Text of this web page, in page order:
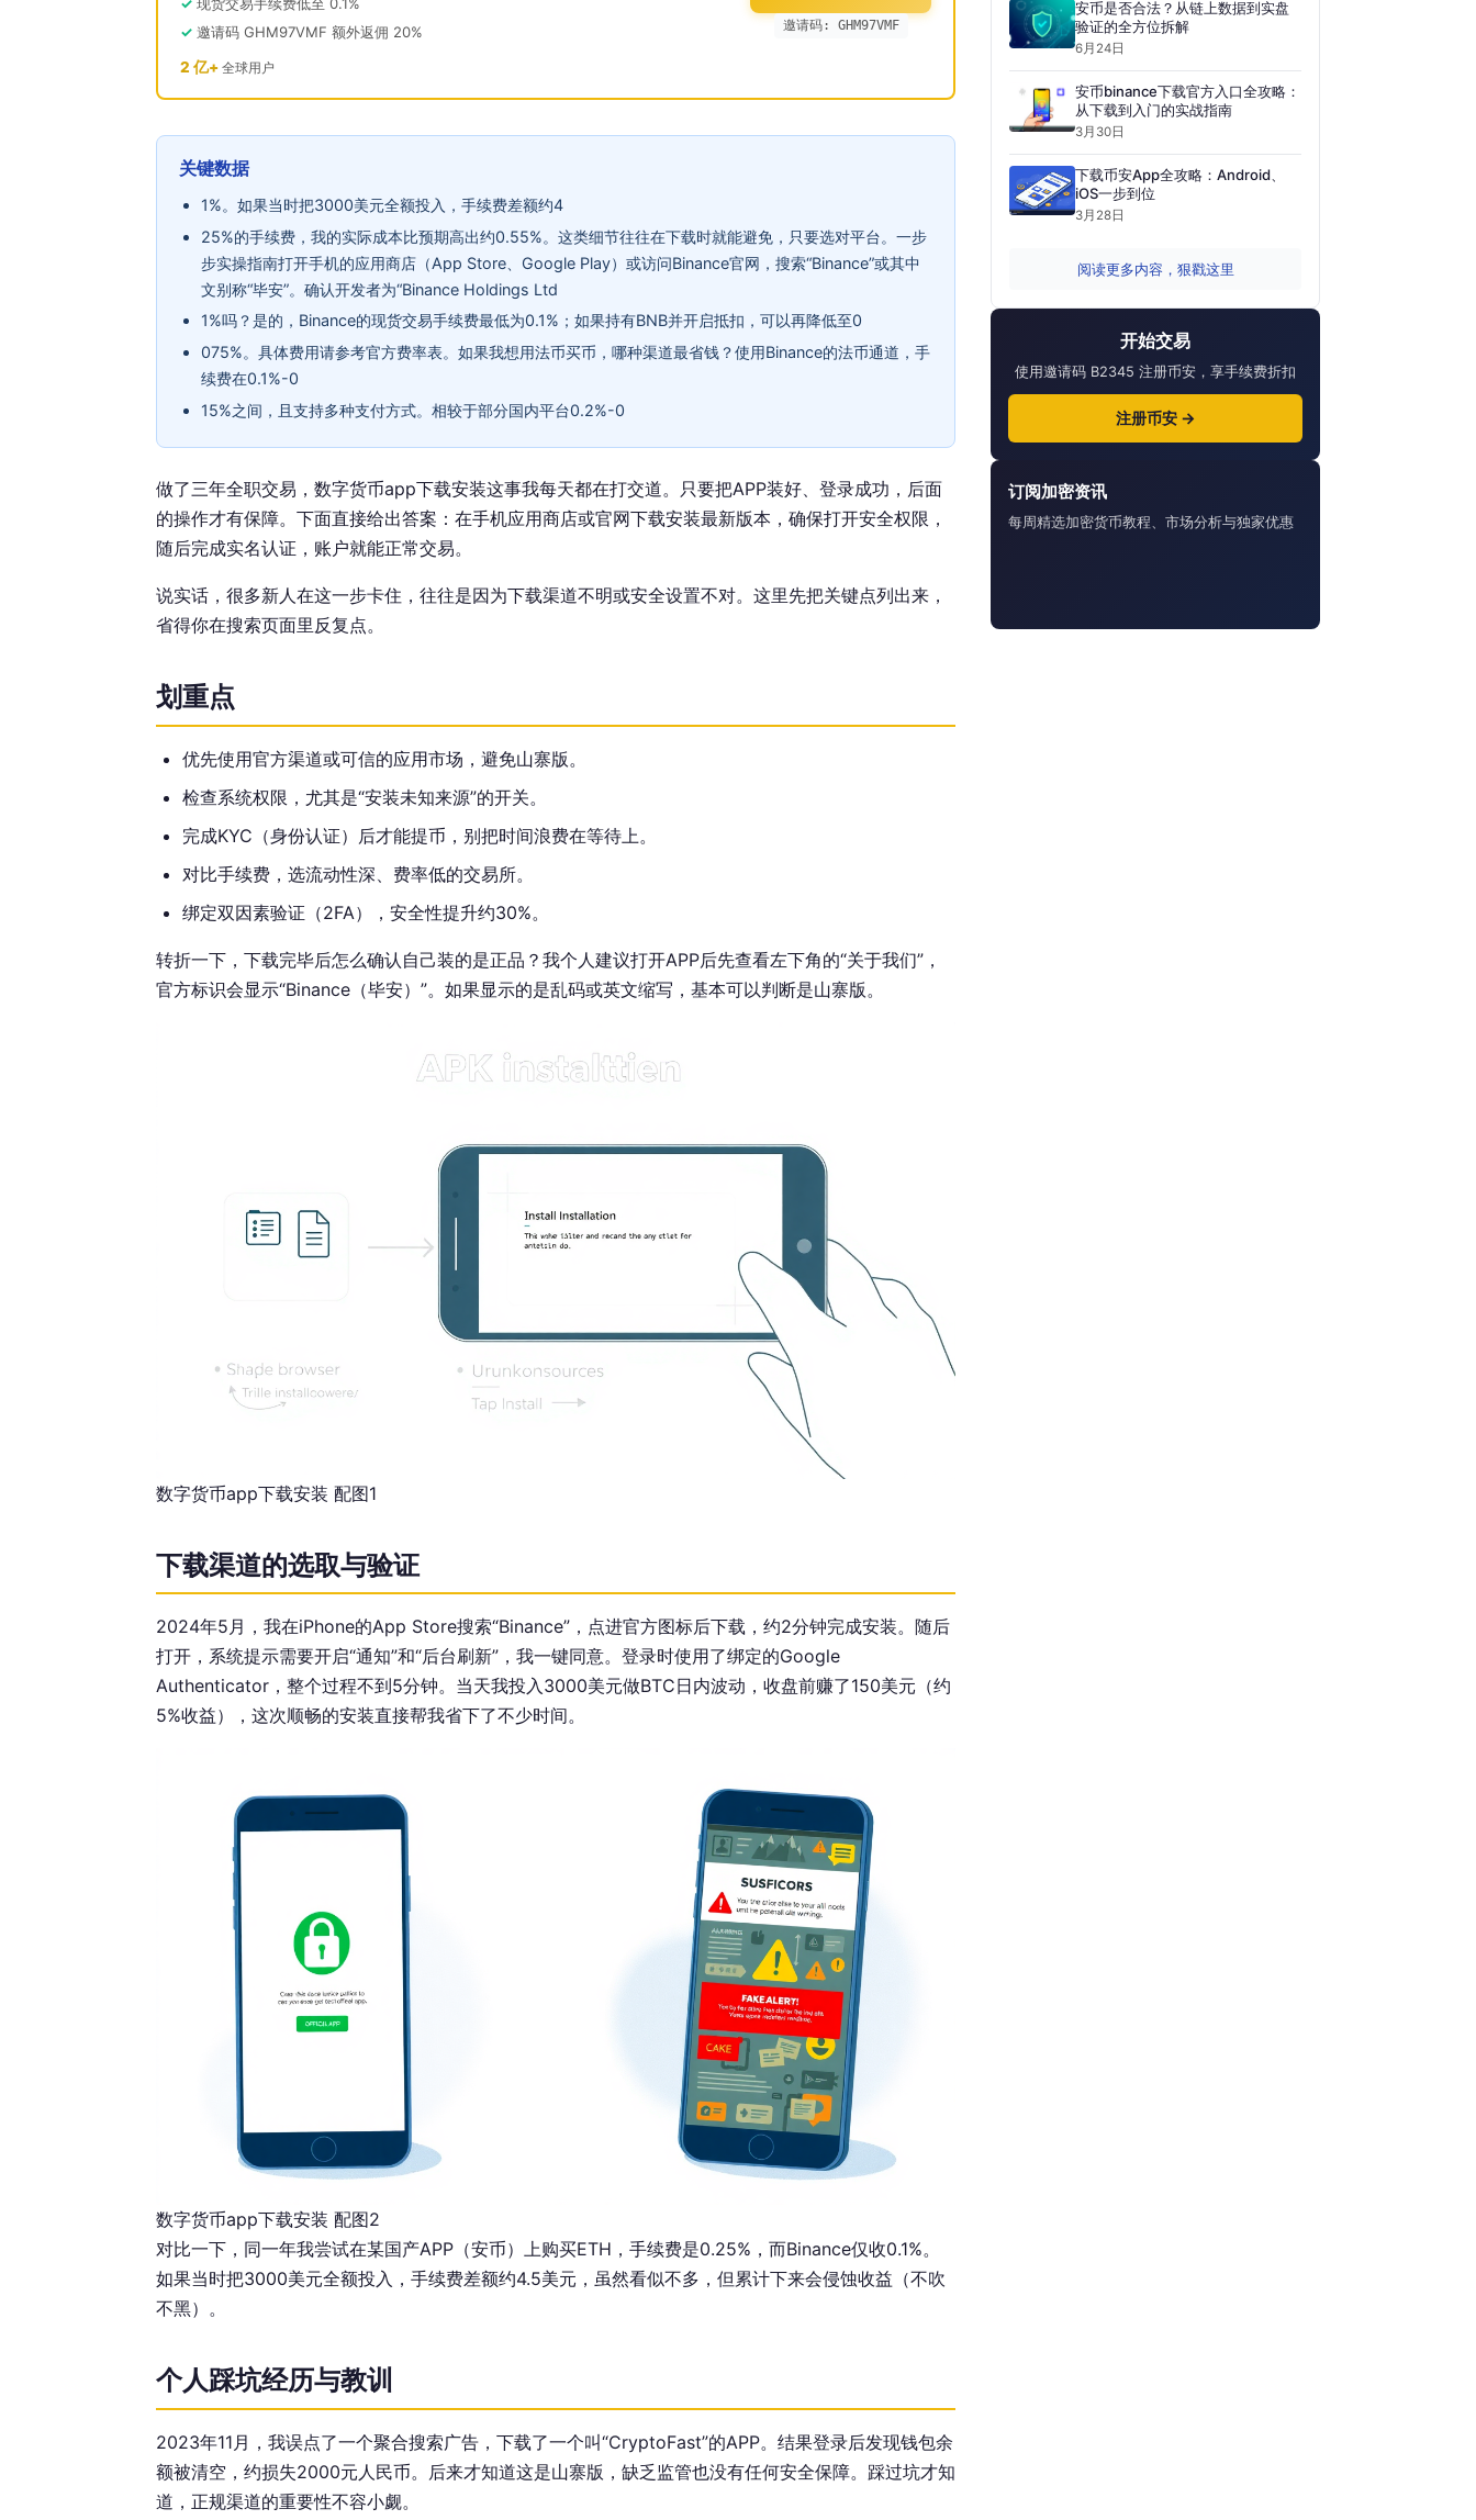
邀请码 GHM97VMF 额外返佣 20%
2 亿+ 全球用户
邀请码: GHM97VMF
关键数据
1%。如果当时把3000美元全额投入，手续费差额约4
25%的手续费，我的实际成本比预期高出约0.55%。这类细节往往在下载时就能避免，只要选对平台。一步
步实操指南打开手机的应用商店（App Store、Google Play）或访问Binance官网，搜索“Binance”或其中
文别称“毕安”。确认开发者为“Binance Holdings Ltd
1%吗？是的，Binance的现货交易手续费最低为0.1%；如果持有BNB并开启抵扣，可以再降低至0
075%。具体费用请参考官方费率表。如果我想用法币买币，哪种渠道最省钱？使用Binance的法币通道，手
续费在0.1%-0
15%之间，且支持多种支付方式。相较于部分国内平台0.2%-0
做了三年全职交易，数字货币app下载安装这事我每天都在打交道。只要把APP装好、登录成功，后面
的操作才有保障。下面直接给出答案：在手机应用商店或官网下载安装最新版本，确保打开安全权限，
随后完成实名认证，账户就能正常交易。
说实话，很多新人在这一步卡住，往往是因为下载渠道不明或安全设置不对。这里先把关键点列出来，
省得你在搜索页面里反复点。
划重点
优先使用官方渠道或可信的应用市场，避免山寨版。
检查系统权限，尤其是“安装未知来源”的开关。
完成KYC（身份认证）后才能提币，别把时间浪费在等待上。
对比手续费，选流动性深、费率低的交易所。
绑定双因素验证（2FA），安全性提升约30%。
转折一下，下载完毕后怎么确认自己装的是正品？我个人建议打开APP后先查看左下角的“关于我们”，
官方标识会显示“Binance（毕安）”。如果显示的是乱码或英文缩写，基本可以判断是山寨版。
数字货币app下载安装 配图1
下载渠道的选取与验证
2024年5月，我在iPhone的App Store搜索“Binance”，点进官方图标后下载，约2分钟完成安装。随后
打开，系统提示需要开启“通知”和“后台刷新”，我一键同意。登录时使用了绑定的Google
Authenticator，整个过程不到5分钟。当天我投入3000美元做BTC日内波动，收盘前赚了150美元（约
5%收益），这次顺畅的安装直接帮我省下了不少时间。
数字货币app下载安装 配图2
对比一下，同一年我尝试在某国产APP（安币）上购买ETH，手续费是0.25%，而Binance仅收0.1%。
如果当时把3000美元全额投入，手续费差额约4.5美元，虽然看似不多，但累计下来会侵蚀收益（不吹
不黑）。
个人踩坑经历与教训
2023年11月，我误点了一个聚合搜索广告，下载了一个叫“CryptoFast”的APP。结果登录后发现钱包余
额被清空，约损失2000元人民币。后来才知道这是山寨版，缺乏监管也没有任何安全保障。踩过坑才知
道，正规渠道的重要性不容小觑。
安币是否合法？从链上数据到实盘
验证的全方位拆解
6月24日
安币binance下载官方入口全攻略：
从下载到入门的实战指南
3月30日
下载币安App全攻略：Android、
iOS一步到位
3月28日
阅读更多内容，狠戳这里
开始交易
使用邀请码 B2345 注册币安，享手续费折扣
注册币安 →
订阅加密资讯
每周精选加密货币教程、市场分析与独家优惠